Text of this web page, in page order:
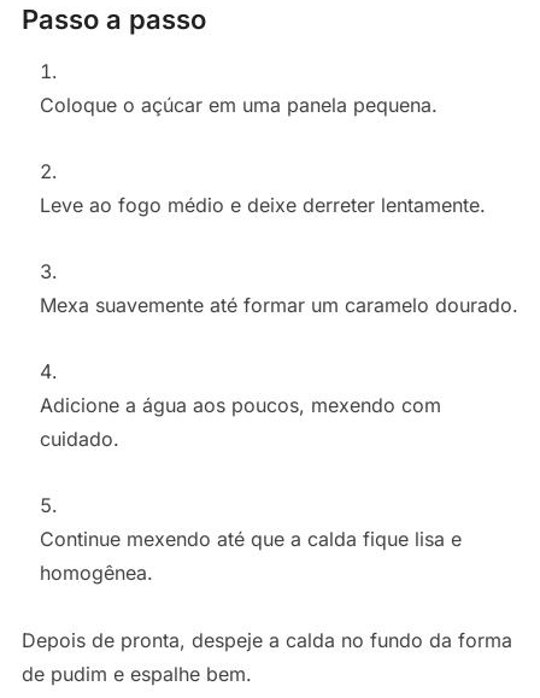
Passo a passo
Coloque o açúcar em uma panela pequena.
Leve ao fogo médio e deixe derreter lentamente.
Mexa suavemente até formar um caramelo dourado.
Adicione a água aos poucos, mexendo com
cuidado.
Continue mexendo até que a calda fique lisa e
homogênea.
Depois de pronta, despeje a calda no fundo da forma
de pudim e espalhe bem.